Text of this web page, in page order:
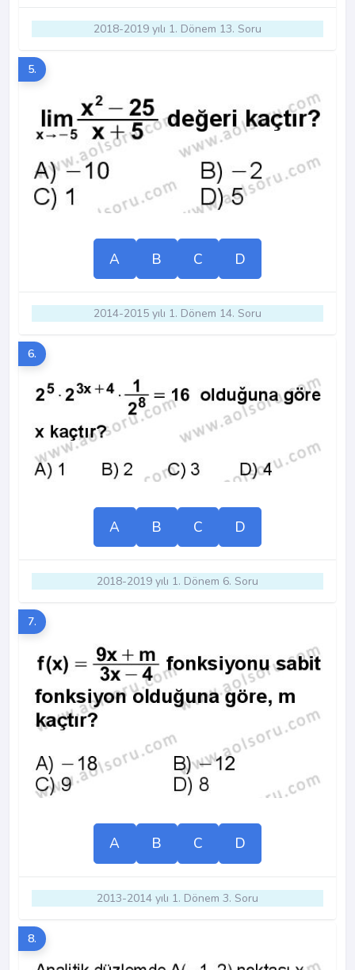
2018-2019 yılı 1. Dönem 13. Soru
5.
A B C D
2014-2015 yılı 1. Dönem 14. Soru
6.
A B C D
2018-2019 yılı 1. Dönem 6. Soru
7.
A B C D
2013-2014 yılı 1. Dönem 3. Soru
8.